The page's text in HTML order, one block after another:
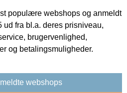
populære webshops og anmeldt
ud fra bl.a. deres prisniveau,
brugervenlighed,
og betalingsmuligheder.
webshops